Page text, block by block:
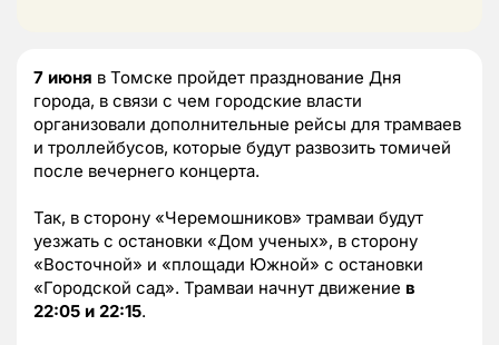
7 июня в Томске пройдет празднование Дня
города, в связи с чем городские власти
организовали дополнительные рейсы для трамваев
и троллейбусов, которые будут развозить томичей
после вечернего концерта.
Так, в сторону «Черемошников» трамваи будут
уезжать с остановки «Дом ученых», в сторону
«Восточной» и «площади Южной» с остановки
«Городской сад». Трамваи начнут движение в
22:05 и 22:15.